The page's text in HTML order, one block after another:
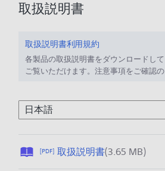
取扱説明書
取扱説明書利用規約
各製品の取扱説明書をダウンロードして
ご覧いただけます。注意事項をご確認の
[PDF] 取扱説明書(3.65 MB)公